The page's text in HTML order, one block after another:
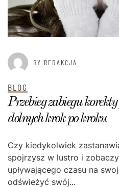
BY REDAKCJA
BLOG
Przebieg zabiegu
dolnych krok po kroku
Czy kiedykolwiek
spojrzysz w lustro i
upływającego czasu na
odświeżyć swój...